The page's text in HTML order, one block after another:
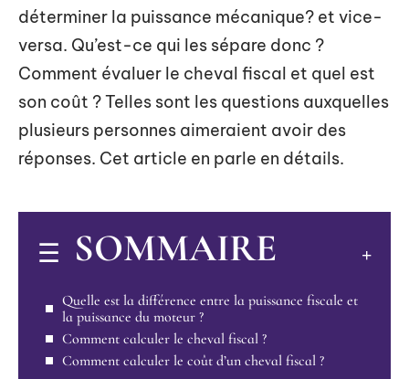
déterminer la puissance mécanique? et vice-
versa. Qu’est-ce qui les sépare donc ?
Comment évaluer le cheval fiscal et quel est
son coût ? Telles sont les questions auxquelles
plusieurs personnes aimeraient avoir des
réponses. Cet article en parle en détails.
SOMMAIRE
Quelle est la différence entre la puissance fiscale et
la puissance du moteur ?
Comment calculer le cheval fiscal ?
Comment calculer le coût d’un cheval fiscal ?